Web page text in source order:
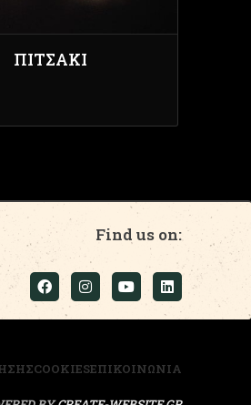
ΠΙΤΣΆΚΙ
Find us on:
COOKIESΕΠΙΚΟΙΝΩΝΙΑ